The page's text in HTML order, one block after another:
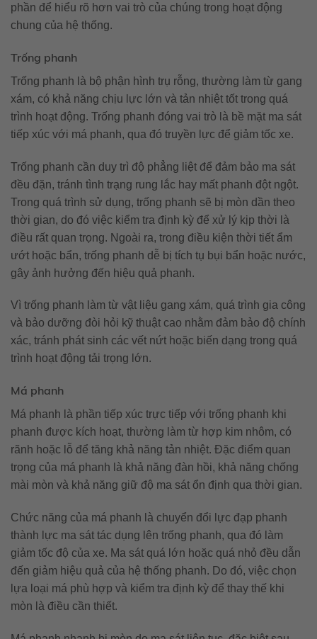
phần để hiểu rõ hơn vai trò của chúng trong hoạt động
chung của hệ thống.
Trống phanh
Trống phanh là bộ phận hình trụ rỗng, thường làm từ gang
xám, có khả năng chịu lực lớn và tản nhiệt tốt trong quá
trình hoạt động. Trống phanh đóng vai trò là bề mặt ma sát
tiếp xúc với má phanh, qua đó truyền lực để giảm tốc xe.
Trống phanh cần duy trì độ phẳng liệt để đảm bảo ma sát
đều đặn, tránh tình trạng rung lắc hay mất phanh đột ngột.
Trong quá trình sử dụng, trống phanh sẽ bị mòn dần theo
thời gian, do đó việc kiểm tra định kỳ để xử lý kịp thời là
điều rất quan trọng. Ngoài ra, trong điều kiện thời tiết ẩm
ướt hoặc bẩn, trống phanh dễ bị tích tụ bụi bẩn hoặc nước,
gây ảnh hưởng đến hiệu quả phanh.
Vì trống phanh làm từ vật liệu gang xám, quá trình gia công
và bảo dưỡng đòi hỏi kỹ thuật cao nhằm đảm bảo độ chính
xác, tránh phát sinh các vết nứt hoặc biến dạng trong quá
trình hoạt động tải trọng lớn.
Má phanh
Má phanh là phần tiếp xúc trực tiếp với trống phanh khi
phanh được kích hoạt, thường làm từ hợp kim nhôm, có
rãnh hoặc lỗ để tăng khả năng tản nhiệt. Đặc điểm quan
trọng của má phanh là khả năng đàn hồi, khả năng chống
mài mòn và khả năng giữ độ ma sát ổn định qua thời gian.
Chức năng của má phanh là chuyển đổi lực đạp phanh
thành lực ma sát tác dụng lên trống phanh, qua đó làm
giảm tốc độ của xe. Ma sát quá lớn hoặc quá nhỏ đều dẫn
đến giảm hiệu quả của hệ thống phanh. Do đó, việc chọn
lựa loại má phù hợp và kiểm tra định kỳ để thay thế khi
mòn là điều cần thiết.